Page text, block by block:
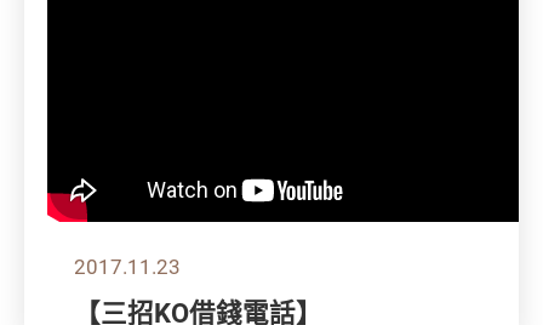
2017.11.23
【三招KO借錢電話】